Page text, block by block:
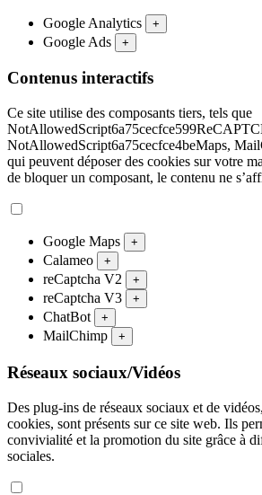
Google Analytics +
Google Ads +
Contenus interactifs
Ce site utilise des composants tiers, tels que
NotAllowedScript6a75cecfce4beMaps,
qui peuvent déposer des cookies sur votre
de bloquer un composant, le contenu ne
Google Maps +
Calameo +
reCaptcha V2 +
reCaptcha V3 +
ChatBot +
MailChimp +
Réseaux sociaux/Vidéos
Des plug-ins de réseaux sociaux et de
cookies, sont présents sur ce site web. Ils
convivialité et la promotion du site grâce à
sociales.